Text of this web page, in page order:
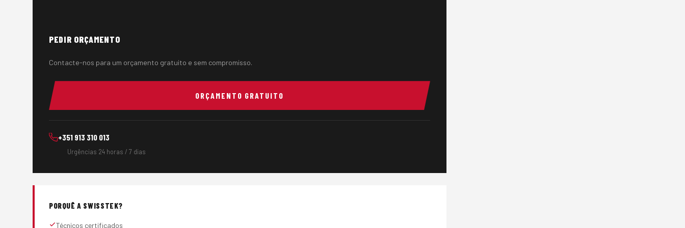
PEDIR ORÇAMENTO
Contacte-nos para um orçamento gratuito e sem compromisso.
ORÇAMENTO GRATUITO
+351 913 310 013
Urgências 24 horas / 7 dias
PORQUÊ A SWISSTEK?
Técnicos certificados